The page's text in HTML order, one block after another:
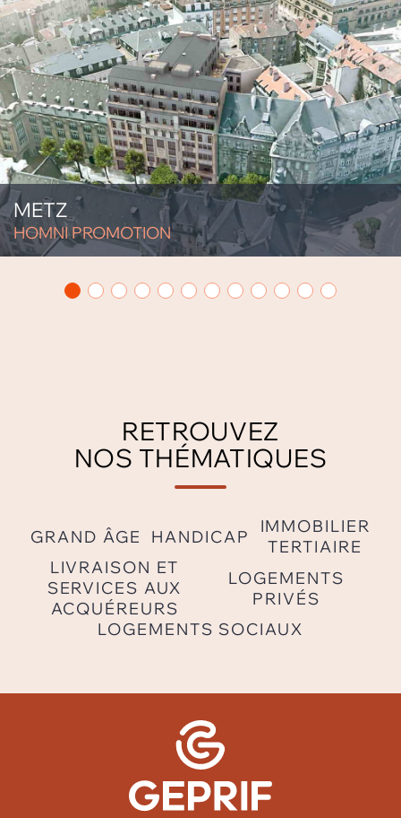
METZ
HOMNI PROMOTION
RETROUVEZ
NOS THÉMATIQUES
GRAND ÂGE HANDICAP
IMMOBILIER
TERTIAIRE
LIVRAISON ET
SERVICES AUX
ACQUÉREURS
LOGEMENTS
PRIVÉS
LOGEMENTS SOCIAUX